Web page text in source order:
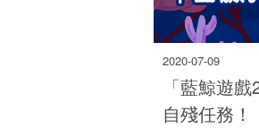
2020-07-09
「藍鯨遊
自殘任務！